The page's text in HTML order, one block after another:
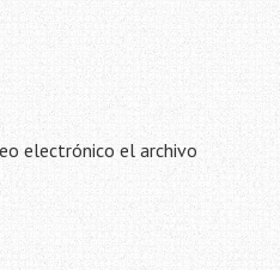
electrónico el archivo